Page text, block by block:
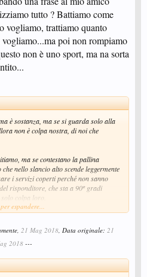
tutto ? Battiamo come
vogliamo, trattiamo quanto
poi non rompiamo
non è uno sport, ma na sorta
è sostanza, ma se si guarda solo alla
non è colpa nostra, di noi che
ma se contestano la pallina
nello slancio alto scende leggermente
i servizi coperti perché non sanno
risponditore, che sta a 90º gradi
colpa loro.
espandere...
21 Mag 2018, Data originale: 21
2018---